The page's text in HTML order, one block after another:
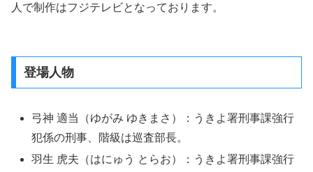
人で制作はフジテレビとなっております。
登場人物
弓神 適当（ゆがみ ゆきまさ）：うきよ署刑事課強行
犯係の刑事、階級は巡査部長。
羽生 虎夫（はにゅう とらお）：うきよ署刑事課強行